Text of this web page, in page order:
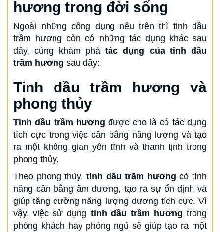
hương trong đời sống
Ngoài những công dụng nêu trên thì tinh dầu
trầm hương còn có những tác dụng khác sau
đây, cùng khám phá tác dụng của tinh dầu
trầm hương sau dây:
Tinh dầu trầm hương và
phong thủy
Tinh dầu trầm hương được cho là có tác dụng
tích cực trong việc cân bằng năng lượng và tạo
ra một không gian yên tĩnh và thanh tịnh trong
phong thủy.
Theo phong thủy, tinh dầu trầm hương có tính
năng cân bằng âm dương, tạo ra sự ổn định và
giúp tăng cường năng lượng dương tích cực. Vì
vậy, việc sử dụng tinh dầu trầm hương trong
phòng khách hay phòng ngủ sẽ giúp tạo ra một